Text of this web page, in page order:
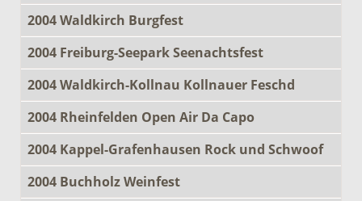
2004 Waldkirch Burgfest
2004 Freiburg-Seepark Seenachtsfest
2004 Waldkirch-Kollnau Kollnauer Feschd
2004 Rheinfelden Open Air Da Capo
2004 Kappel-Grafenhausen Rock und Schwoof
2004 Buchholz Weinfest